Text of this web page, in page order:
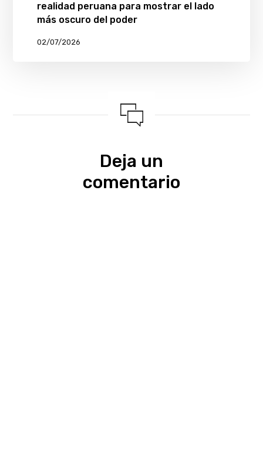
realidad peruana para mostrar el lado
más oscuro del poder
02/07/2026
Deja un
comentario